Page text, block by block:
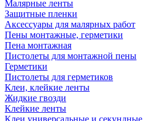
Малярные ленты
Защитные пленки
Аксессуары для малярных работ
Пены монтажные, герметики
Пена монтажная
Пистолеты для монтажной пены
Герметики
Пистолеты для герметиков
Клеи, клейкие ленты
Жидкие гвозди
Клейкие ленты
Клеи универсальные и секундные